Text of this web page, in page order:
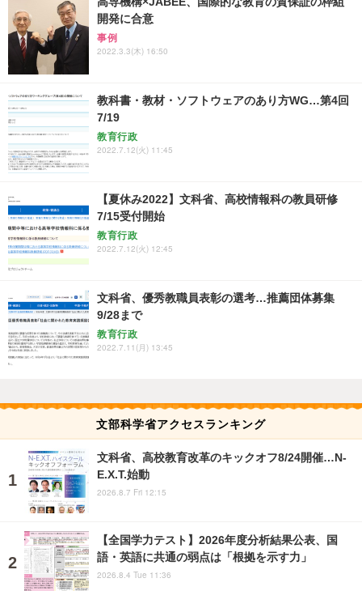
開発に合意
事例
2022.3.3(木) 16:50
教科書・教材・ソフトウェアのあり方WG…第4回
7/19
教育行政
2022.7.12(火) 11:45
【夏休み2022】文科省、高校情報科の教員研修
7/15受付開始
教育行政
2022.7.12(火) 12:45
文科省、優秀教職員表彰の選考…推薦団体募集
9/28まで
教育行政
2022.7.11(月) 13:45
文部科学省アクセスランキング
文科省、高校教育改革のキックオフ8/24開催…N-
E.X.T.始動
2026.8.7 Fri 12:15
【全国学力テスト】2026年度分析結果公表、国
語・英語に共通の弱点は「根拠を示す力」
2026.8.4 Tue 11:36